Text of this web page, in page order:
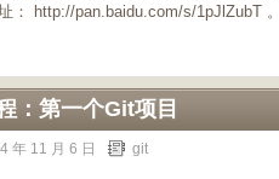
： http://pan.baidu.com/s/1pJlZubT 。
：第一个Git项目
年 11 月 6 日 git